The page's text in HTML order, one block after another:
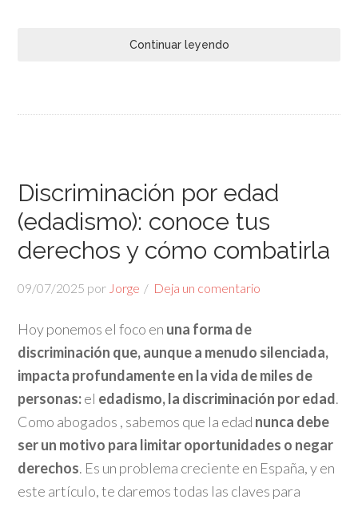
Continuar leyendo
Discriminación por edad
(edadismo): conoce tus
derechos y cómo combatirla
09/07/2025 por Jorge Deja un comentario
Hoy ponemos el foco en una forma de
discriminación que, aunque a menudo silenciada,
impacta profundamente en la vida de miles de
personas:el edadismo, la discriminación por edad.
Como abogados , sabemos que la edad nunca debe
ser un motivo para limitar oportunidades o negar
derechos. Es un problema creciente en España, y en
este artículo, te daremos todas las claves para